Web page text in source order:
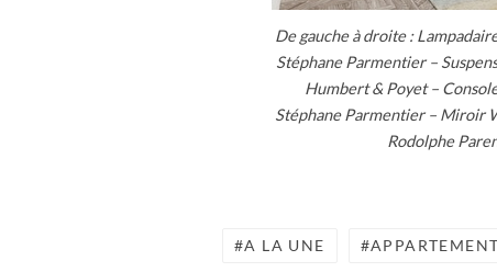
De gauche à droite :
Stéphane Parmentier –
Humbert & Poyet –
Stéphane Parmentier – Miroir
Rodolphe
A LA UNE APPARTEMENT